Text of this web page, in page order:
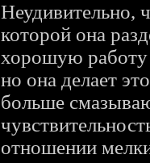
Неудивительно,
которой она
хорошую
но она делает
больше
отношении